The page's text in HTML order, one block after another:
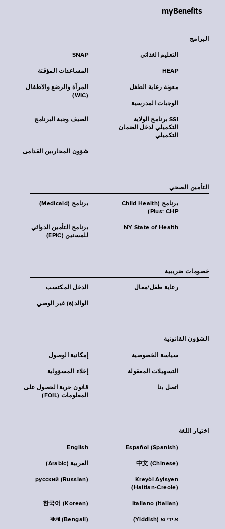
myBenefits
البرامج
SNAP التعليم الغذائي
المساعدات المؤقتة HEAP
المرآة والرضع والاطفال
(WIC)
معونة رعاية الطفل
الوجبات المدرسية
الصيف وجبة البرنامج
SSI برنامج الولاية
التكميلي لدخل الضمان
التكميلي
شؤون المحاربين القدامى
التأمين الصحي
برنامج (Medicaid)
برنامج (Child Health
Plus: CHP)
برنامج التأمين الدوائي
للمسنين (EPIC)
NY State of Health
خصومات ضريبية
الدخل المكتسب رعاية طفل/معال
الوالد(ة) غير الوصي
الشؤون القانونية
إمكانية الوصول سياسة الخصوصية
إخلاء المسؤولية التسهيلات المعقولة
قانون حرية الحصول على
المعلومات (FOIL)
اتصل بنا
اختيار اللغة
English Español (Spanish)
العربية (Arabic) 中文 (Chinese)
русский (Russian)
Kreyòl Ayisyen
(Haitian-Creole)
한국어 (Korean) Italiano (Italian)
বাংলা (Bengali) אידיש (Yiddish)